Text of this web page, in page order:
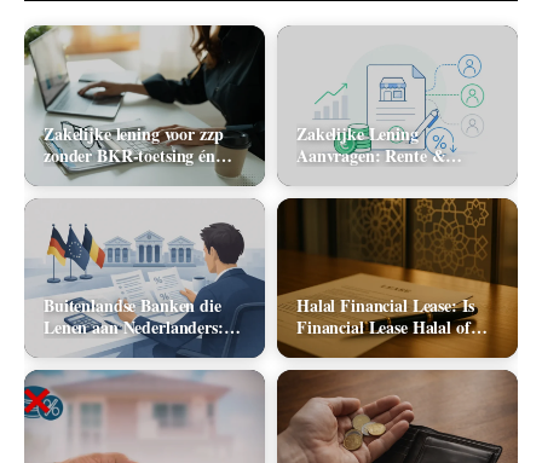
Zakelijke lening voor zzp
zonder BKR-toetsing én
zonder jaarcijfers: kan het
in 2026?
Zakelijke Lening
Aanvragen: Rente &
Buitenlandse Banken die
Lenen aan Nederlanders:
Complete Lijst +
Vergelijking 2026
Halal Financial Lease: Is
Financial Lease Halal of
Haram?